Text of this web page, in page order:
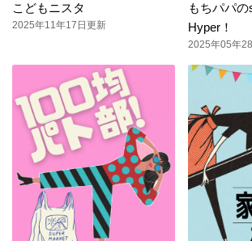
こどもニスタ
2025年11年17日更新
もちパパ
Hyper！
2025年05年